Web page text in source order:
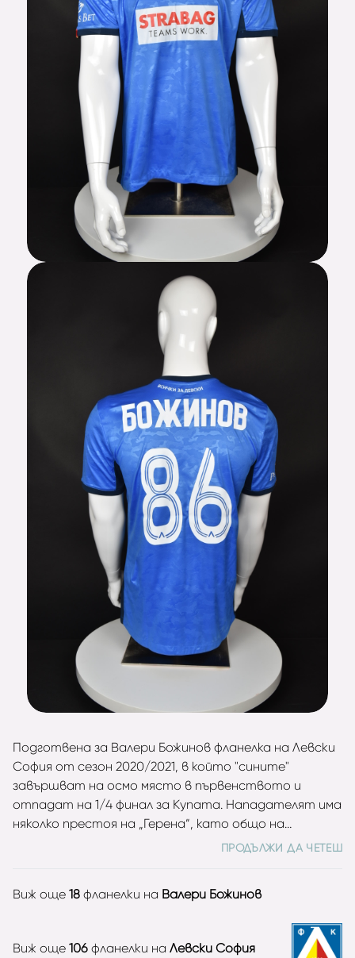
Подготвена за Валери Божинов фланелка на Левски
София от сезон 2020/2021, в който "сините"
завършват на осмо място в първенството и
отпадат на 1/4 финал за Купата. Нападателят има
няколко престоя на „Герена“, като общо на
сметката си записва 44 мача и 14 гола за Левски.
срещу Италия. Във визитката му има общо 43 мача
ПРОДЪЛЖИ ДА ЧЕТЕШ
Виж още 18 фланелки на Валери Божинов
Виж още 106 фланелки на Левски София